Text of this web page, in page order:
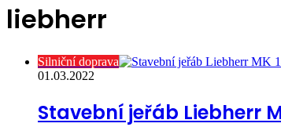
liebherr
Silniční doprava
01.03.2022
Stavební jeřáb Liebherr